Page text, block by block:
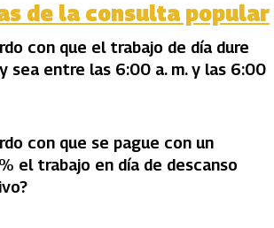
de la consulta popular
con que el trabajo de día dure
sea entre las 6:00 a. m. y las 6:00
con que se pague con un
el trabajo en día de descanso